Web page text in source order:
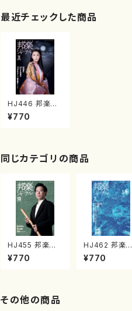
最近チェックした商品
HJ446 邦楽ジ
ャーナルVol.44
6（24年3月号）
¥770
同じカテゴリの商品
HJ455 邦楽ジ
ャーナルVol.45
5（24年12月号）
¥770
HJ462 邦楽ジ
ャーナルVol.46
2（25年7月号）
¥770
その他の商品